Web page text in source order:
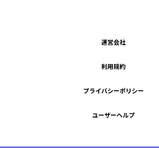
運営会社
利用規約
プライバシーポリシー
ユーザーヘルプ